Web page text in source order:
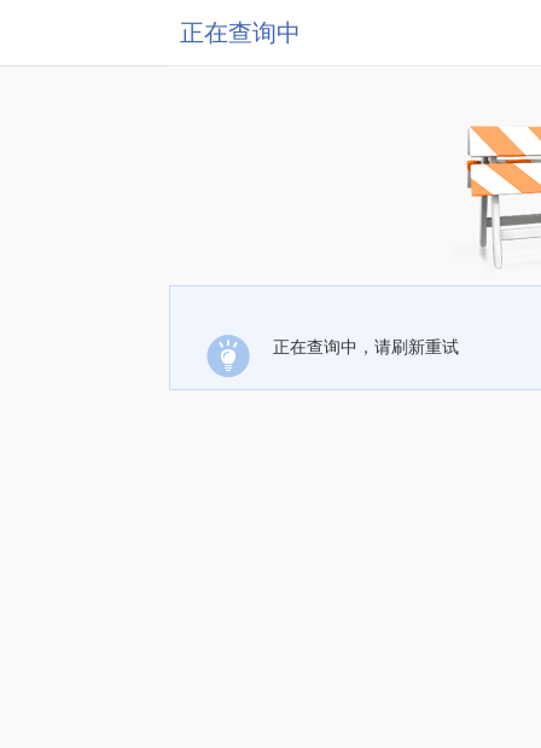
正在查询中
正在查询中，请刷新重试